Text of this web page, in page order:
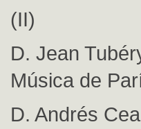
(II)
D. Jean
Música de
D. Andrés